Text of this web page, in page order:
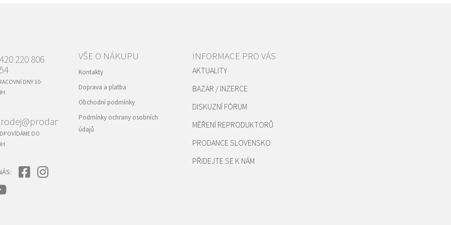
220 806
DNY 10-
DO
VŠE O NÁKUPU
Kontakty
Doprava a platba
Obchodní podmínky
Podmínky ochrany osobních
údajů
INFORMACE PRO VÁS
AKTUALITY
BAZAR / INZERCE
DISKUZNÍ FÓRUM
MĚŘENÍ REPRODUKTORŮ
PRODANCE SLOVENSKO
PŘIDEJTE SE K NÁM